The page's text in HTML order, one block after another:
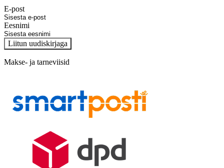
E-post
Eesnimi
Liitun uudiskirjaga
Makse- ja tarneviisid